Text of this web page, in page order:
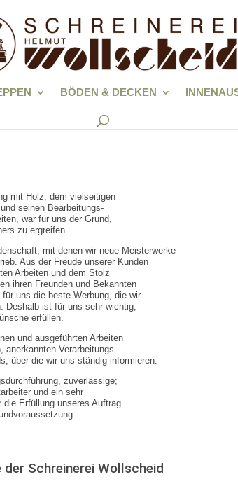
BÖDEN & DECKEN
mit Holz, dem vielseitigen
seinen Bearbeitungs-
war für uns der Grund,
zu ergreifen.
mit denen wir neue Meisterwerke
Aus der Freude unserer Kunden
Arbeiten und dem Stolz
ihren Freunden und Bekannten
uns die beste Werbung, die wir
Deshalb ist für uns sehr wichtig,
erfüllen.
und ausgeführten Arbeiten
anerkannten Verarbeitungs-
über die wir uns ständig informieren.
zuverlässige;
und ein sehr
Erfüllung unseres Auftrag
der Schreinerei Wollscheid